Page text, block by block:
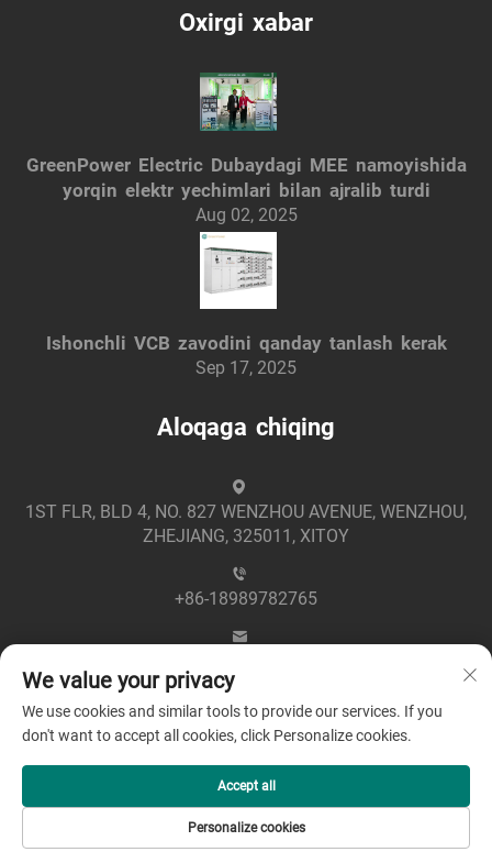
Oxirgi xabar
GreenPower Electric Dubaydagi MEE namoyishida
yorqin elektr yechimlari bilan ajralib turdi
Aug 02, 2025
Ishonchli VCB zavodini qanday tanlash kerak
Sep 17, 2025
Aloqaga chiqing
1ST FLR, BLD 4, NO. 827 WENZHOU AVENUE, WENZHOU,
ZHEJIANG, 325011, XITOY
+86-18989782765
Mualliflik huquqi © 2025 Zhejiang Greenpower Electric Co.,
Ltd -Maxfiylik siyosati
We value your privacy
We use cookies and similar tools to provide our services. If you
don't want to accept all cookies, click Personalize cookies.
Personalize cookies
Accept all